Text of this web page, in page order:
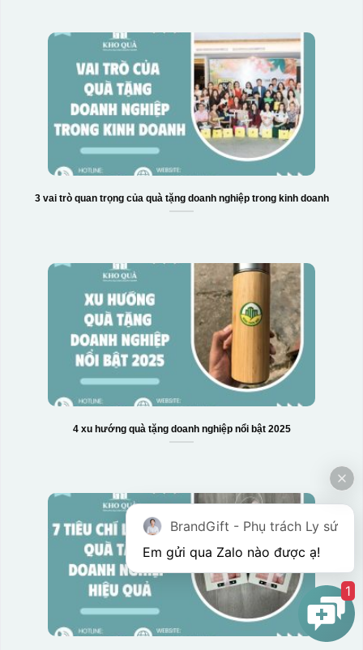
Hộp xi biểu trưng
3 vai trò quan trọng của quà tặng doanh nghiệp trong kinh doanh
4 xu hướng quà tặng doanh nghiệp nổi bật 2025
BrandGift - Phụ trách Ly sứ
Em gửi qua Zalo nào được ạ!
1